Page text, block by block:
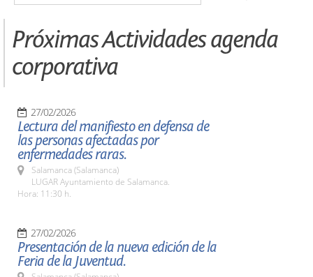
Próximas Actividades agenda
corporativa
27/02/2026
Lectura del manifiesto en defensa de
las personas afectadas por
enfermedades raras.
Salamanca (Salamanca)
LUGAR Ayuntamiento de Salamanca.
Hora: 11:30 h.
27/02/2026
Presentación de la nueva edición de la
Feria de la Juventud.